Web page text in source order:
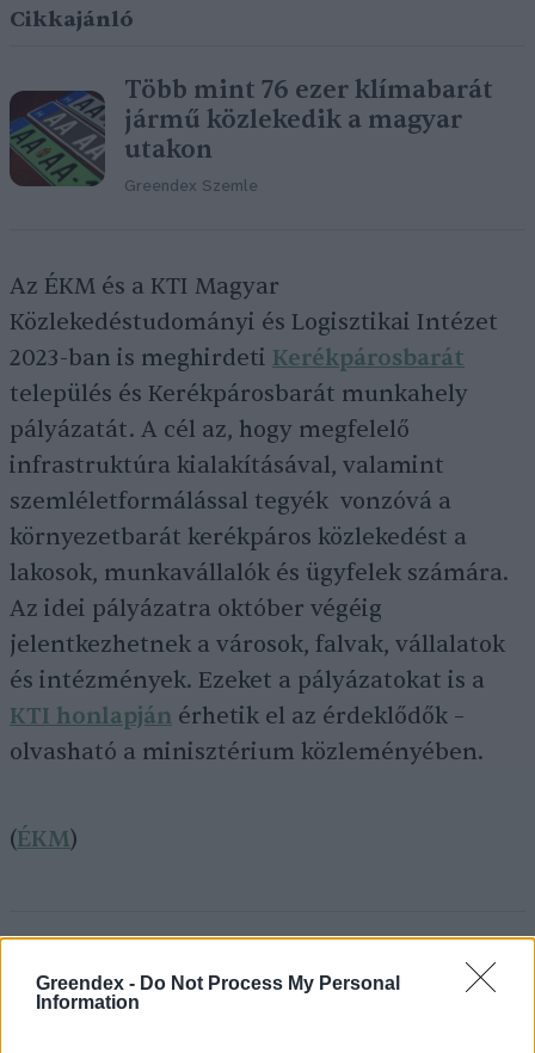
Greendex - Do Not Process My Personal
Information
Cikkajánló
Több mint 76 ezer klímabarát
jármű közlekedik a magyar
utakon
Greendex Szemle
Az ÉKM és a KTI Magyar
Közlekedéstudományi és Logisztikai Intézet
2023-ban is meghirdeti Kerékpárosbarát
település és Kerékpárosbarát munkahely
pályázatát. A cél az, hogy megfelelő
infrastruktúra kialakításával, valamint
szemléletformálással tegyék vonzóvá a
környezetbarát kerékpáros közlekedést a
lakosok, munkavállalók és ügyfelek számára.
Az idei pályázatra október végéig
jelentkezhetnek a városok, falvak, vállalatok
és intézmények. Ezeket a pályázatokat is a
KTI honlapján érhetik el az érdeklődők –
olvasható a minisztérium közleményében.
(ÉKM)
A szerző további cikkei